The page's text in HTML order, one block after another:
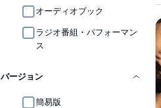
オーディオブック
ラジオ番組・パフォーマン
ス
バージョン
簡易版